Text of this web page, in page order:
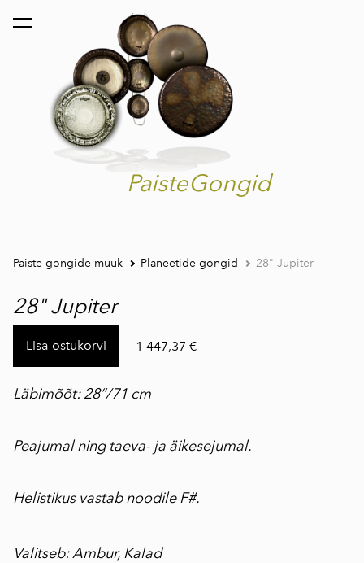
PaisteGongid
lisati ostukorvi. Vaata ostukorvi
Paiste gongide müük Planeetide gongid 28" Jupiter
28" Jupiter
Lisa ostukorvi 1 447,37 €
Läbimõõt: 28”/71 cm
Peajumal ning taeva- ja äikesejumal.
Helistikus vastab noodile F#.
Valitseb: Ambur, Kalad